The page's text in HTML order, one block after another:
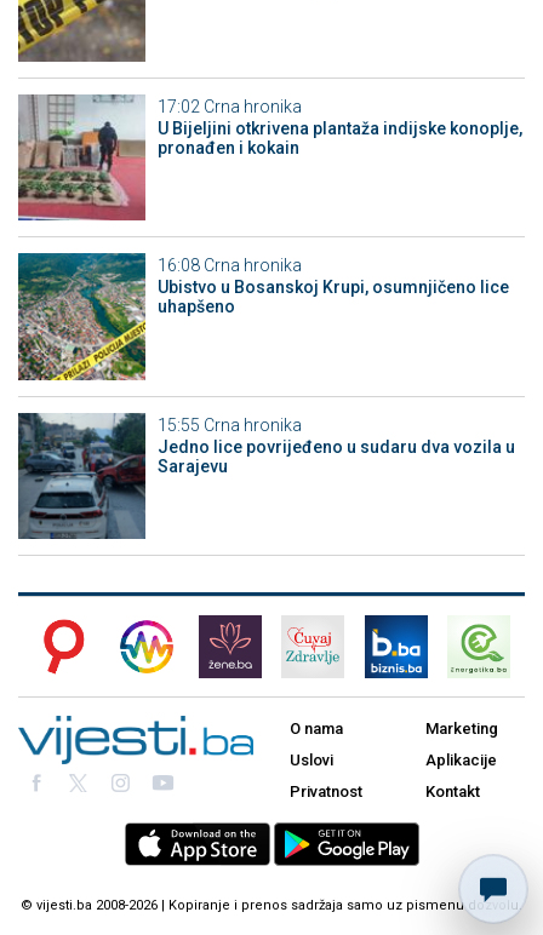
17:02 Crna hronika
​U Bijeljini otkrivena plantaža indijske konoplje,
pronađen i kokain
16:08 Crna hronika
Ubistvo u Bosanskoj Krupi, osumnjičeno lice
uhapšeno
15:55 Crna hronika
Јedno lice povrijeđeno u sudaru dva vozila u
Sarajevu
O nama
Uslovi
Privatnost
Marketing
Aplikacije
Kontakt
© vijesti.ba 2008-2026 | Kopiranje i prenos sadržaja samo uz pismenu dozvolu.